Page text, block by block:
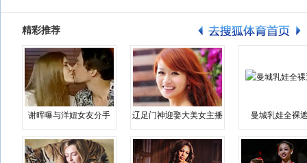
精彩推荐
谢晖曝与洋妞女友分手 辽足门神迎娶大美女主播 曼城乳娃全裸